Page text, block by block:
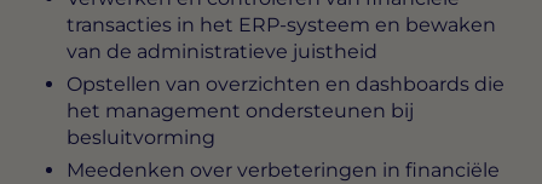
transacties in het ERP-systeem en bewaken
van de administratieve juistheid
Opstellen van overzichten en dashboards die
het management ondersteunen bij
besluitvorming
Meedenken over verbeteringen in financiële